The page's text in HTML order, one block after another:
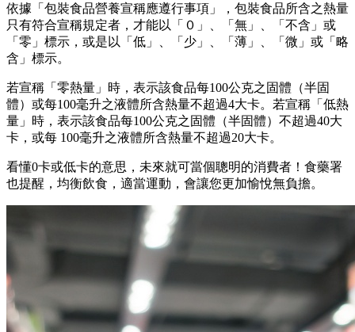
依據「包裝食品營養宣稱應遵行事項」，包裝食品所含之熱量
只有符合宣稱規定者，才能以「０」、「無」、「不含」或
「零」標示，或是以「低」、「少」、「薄」、「微」或「略
含」標示。
若宣稱「零熱量」時，表示該食品每100公克之固體（半固
體）或每100毫升之液體所含熱量不超過4大卡。若宣稱「低熱
量」時，表示該食品每100公克之固體（半固體）不超過40大
卡，或每 100毫升之液體所含熱量不超過20大卡。
看懂0卡或低卡的意思，未來就可當個聰明的消費者！食藥署
也提醒，均衡飲食，適當運動，會讓您更加愉悅無負擔。